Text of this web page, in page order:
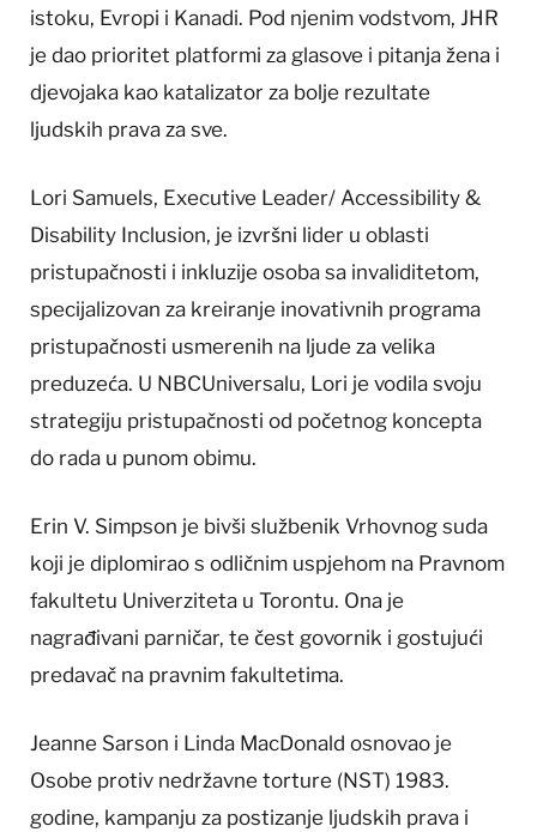
istoku, Evropi i Kanadi. Pod njenim vodstvom, JHR
je dao prioritet platformi za glasove i pitanja žena i
djevojaka kao katalizator za bolje rezultate
ljudskih prava za sve.
Lori Samuels, Executive Leader/ Accessibility &
Disability Inclusion, je izvršni lider u oblasti
pristupačnosti i inkluzije osoba sa invaliditetom,
specijalizovan za kreiranje inovativnih programa
pristupačnosti usmerenih na ljude za velika
preduzeća. U NBCUniversalu, Lori je vodila svoju
strategiju pristupačnosti od početnog koncepta
do rada u punom obimu.
Erin V. Simpson je bivši službenik Vrhovnog suda
koji je diplomirao s odličnim uspjehom na Pravnom
fakultetu Univerziteta u Torontu. Ona je
nagrađivani parničar, te čest govornik i gostujući
predavač na pravnim fakultetima.
Jeanne Sarson i Linda MacDonald osnovao je
Osobe protiv nedržavne torture (NST) 1983.
godine, kampanju za postizanje ljudskih prava i